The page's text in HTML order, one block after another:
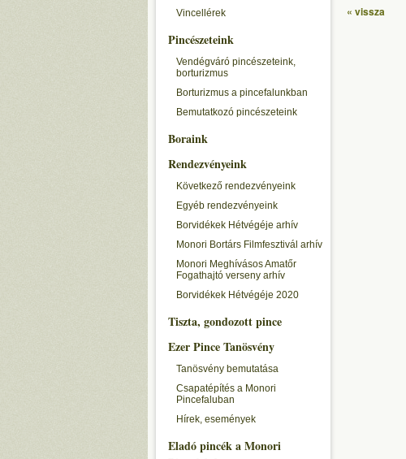
Vincellérek
Pincészeteink
Vendégváró pincészeteink,
borturizmus
Borturizmus a pincefalunkban
Bemutatkozó pincészeteink
Boraink
Rendezvényeink
Következő rendezvényeink
Egyéb rendezvényeink
Borvidékek Hétvégéje arhív
Monori Bortárs Filmfesztivál arhív
Monori Meghívásos Amatőr
Fogathajtó verseny arhív
Borvidékek Hétvégéje 2020
Tiszta, gondozott pince
Ezer Pince Tanösvény
Tanösvény bemutatása
Csapatépítés a Monori
Pincefaluban
Hírek, események
Eladó pincék a Monori
« vissza